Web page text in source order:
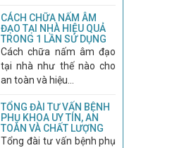
CÁCH CHỮA NẤM ÂM
ĐẠO TẠI NHÀ HIỆU QUẢ
TRONG 1 LẦN SỬ DỤNG
Cách chữa nấm âm đạo
tại nhà như thế nào cho
an toàn và hiệu...
TỔNG ĐÀI TƯ VẤN BỆNH
PHỤ KHOA UY TÍN, AN
TOÀN VÀ CHẤT LƯỢNG
Tổng đài tư vấn bệnh phụ